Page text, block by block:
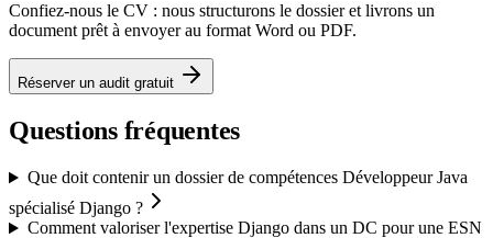
Confiez-nous le CV : nous structurons le dossier et livrons un
document prêt à envoyer au format Word ou PDF.
Réserver un audit gratuit
Questions fréquentes
Que doit contenir un dossier de compétences Développeur Java
spécialisé Django ?
Comment valoriser l'expertise Django dans un DC pour une ESN